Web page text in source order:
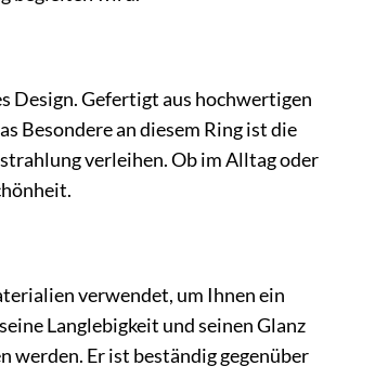
Design. Gefertigt aus hochwertigen
Besondere an diesem Ring ist die
verleihen. Ob im Alltag oder
verwendet, um Ihnen ein
Langlebigkeit und seinen Glanz
werden. Er ist beständig gegenüber